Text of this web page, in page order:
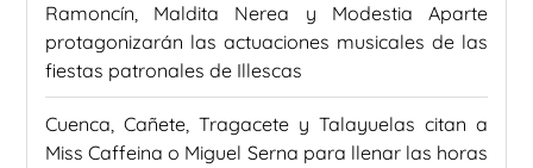
Ramoncín, Maldita Nerea y Modestia Aparte
protagonizarán las actuaciones musicales de las
fiestas patronales de Illescas
Cuenca, Cañete, Tragacete y Talayuelas citan a
Miss Caffeina o Miguel Serna para llenar las horas